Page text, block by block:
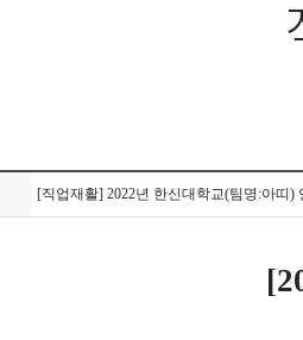
[직업재활] 2022년 한신대학교(팀명:아띠)